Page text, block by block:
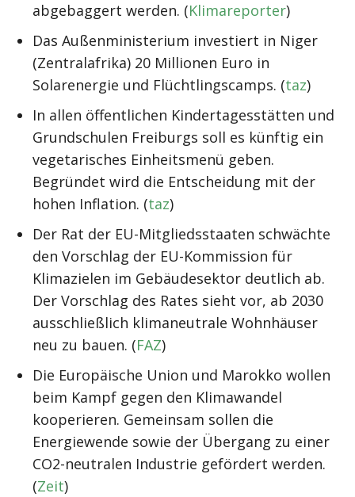
abgebaggert werden. (Klimareporter)
Das Außenministerium investiert in Niger
(Zentralafrika) 20 Millionen Euro in
Solarenergie und Flüchtlingscamps. (taz)
In allen öffentlichen Kindertagesstätten und
Grundschulen Freiburgs soll es künftig ein
vegetarisches Einheitsmenü geben.
Begründet wird die Entscheidung mit der
hohen Inflation. (taz)
Der Rat der EU-Mitgliedsstaaten schwächte
den Vorschlag der EU-Kommission für
Klimazielen im Gebäudesektor deutlich ab.
Der Vorschlag des Rates sieht vor, ab 2030
ausschließlich klimaneutrale Wohnhäuser
neu zu bauen. (FAZ)
Die Europäische Union und Marokko wollen
beim Kampf gegen den Klimawandel
kooperieren. Gemeinsam sollen die
Energiewende sowie der Übergang zu einer
CO2-neutralen Industrie gefördert werden.
(Zeit)